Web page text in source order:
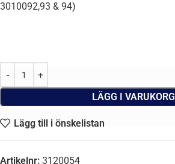
3010092,93 & 94)
LÄGG I VARUKORG
Lägg till i önskelistan
Artikelnr: 3120054